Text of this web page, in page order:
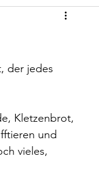
der jedes
Kletzenbrot,
und
vieles,